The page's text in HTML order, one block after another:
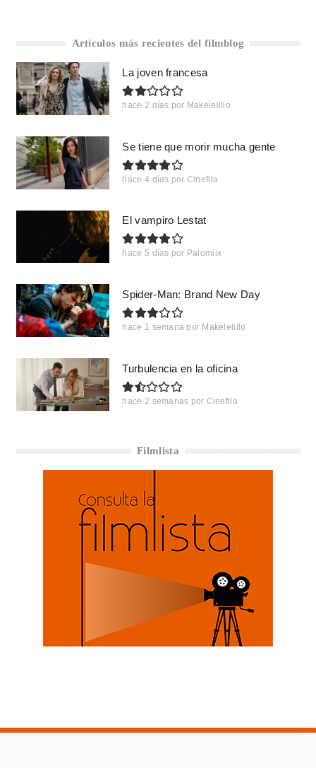
Artículos más recientes del filmblog
La joven francesa
hace 2 días por Makelelillo
Se tiene que morir mucha gente
hace 4 días por Cinefila
El vampiro Lestat
hace 5 días por Palomiix
Spider-Man: Brand New Day
hace 1 semana por Makelelillo
Turbulencia en la oficina
hace 2 semanas por Cinefila
Filmlista